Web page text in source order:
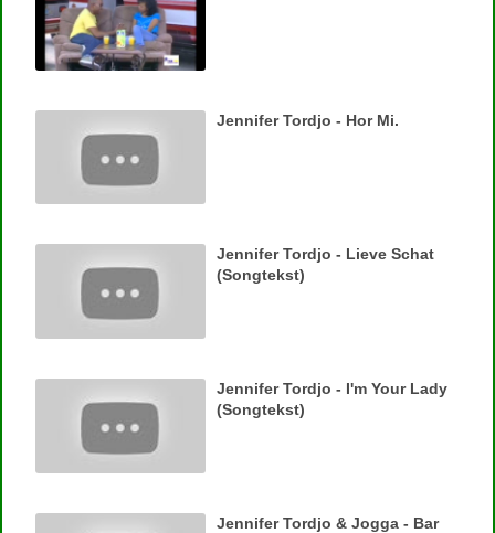
Jennifer Tordjo - Hor Mi.
Jennifer Tordjo - Lieve Schat
(Songtekst)
Jennifer Tordjo - I'm Your Lady
(Songtekst)
Jennifer Tordjo & Jogga - Bar